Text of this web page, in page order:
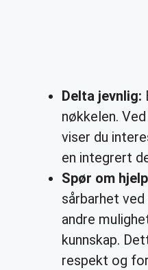
Delta jevnlig:
nøkkelen.
viser du
en integrert
Spør om
sårbarhet
andre
kunnskap.
respekt og